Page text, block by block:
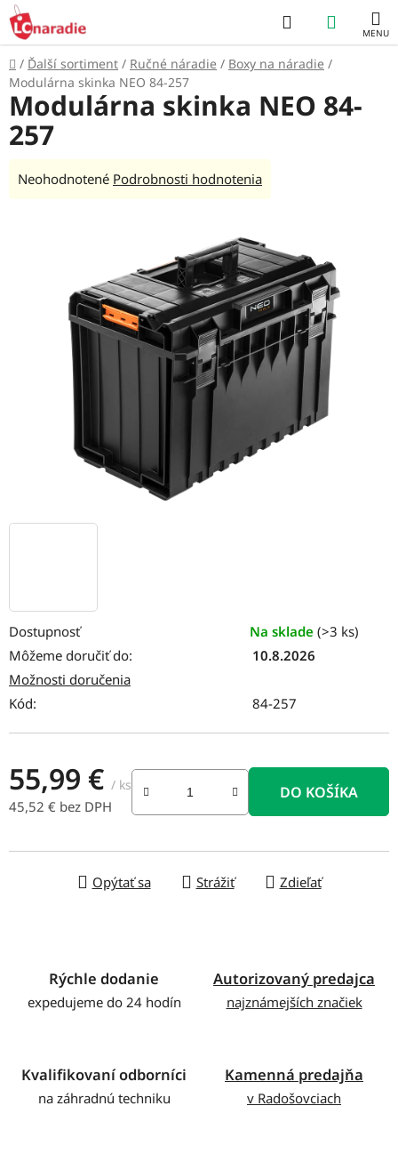
Prejsť
na
obsah
Hľadať
KOŠÍK
Domov
/ Ďalší sortiment / Ručné náradie / Boxy na náradie /
Modulárna skinka NEO 84-257
Dostupnosť Na sklade (>3 ks)
Môžeme doručiť do:
10.8.2026
Možnosti doručenia
Kód:
84-257
55,99 € / ks
45,52 € bez DPH
DO KOŠÍKA
Opýtať sa Strážiť Zdieľať
Modulárna skinka NEO 84-
257
Priemerné
hviezdičiek.
Neohodnotené Podrobnosti hodnotenia
Rýchle dodanie
expedujeme do 24 hodín
Autorizovaný predajca
najznámejších značiek
Kvalifikovaní odborníci
na záhradnú techniku
Kamenná predajňa
v Radošovciach